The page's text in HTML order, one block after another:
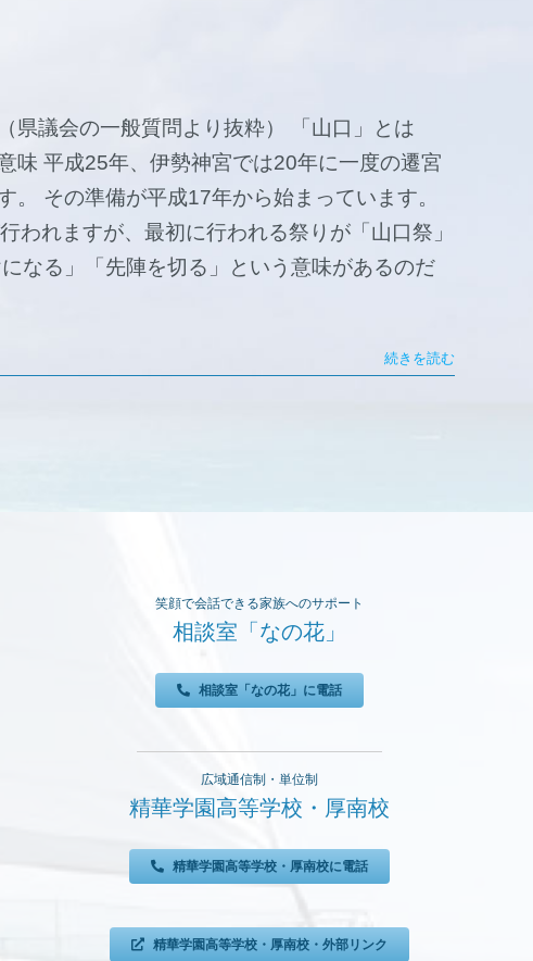
県議会の一般質問より抜粋） 「山口」とは
味 平成25年、伊勢神宮では20年に一度の遷宮
。 その準備が平成17年から始まっています。
われますが、最初に行われる祭りが「山口祭」
なる」「先陣を切る」という意味があるのだ
続きを読む
笑顔で会話できる家族へのサポート
相談室「なの花」
相談室「なの花」に電話
広域通信制・単位制
精華学園高等学校・厚南校
精華学園高等学校・厚南校に電話
精華学園高等学校・厚南校・外部リンク